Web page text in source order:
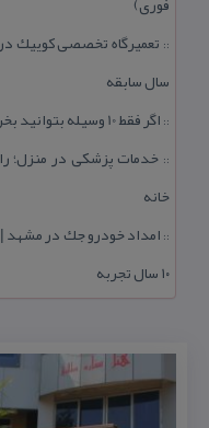
::
سال سابقه
:: اگر فقط 10 وسیله بتوانید بخرید، اولویت با كدام تجهیزات است؟
:: خدمات پزشكی در منزل؛
خانه
::
۱۰ سال تجربه